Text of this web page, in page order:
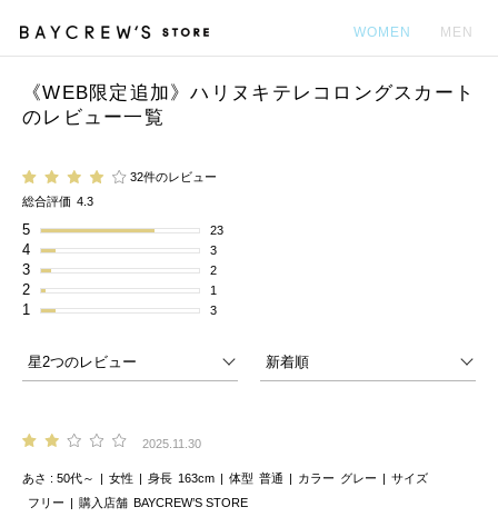
WOMEN MEN
《WEB限定追加》ハリヌキテレコロングスカート
のレビュー一覧
32件のレビュー
総合評価 4.3
5 23
4 3
3 2
2 1
1 3
2025.11.30
あさ 50代～ 女性 身長 163cm 体型 普通 カラー グレー
サイズ
フリー
購入店舗 BAYCREW’S STORE